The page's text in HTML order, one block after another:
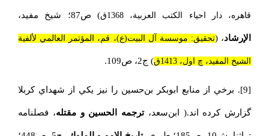
قاهره، دار احياء الكتب العربية، 1368ق ) ص87؛ شيخ مفيد،
الإرشاد،‌ (تحقيق: موسسة آل ‌البيت(ع)، قم، المؤتمر العالمي لألفية
الشيخ المفيد، چ اول، 1413ق ) ج2، ص109.
[9]. برخي از منابع ابوبكر بن‌حسين را نيز يكي از شهداي كربلا
گزارش كرده اند.( ابن‌سعد،ترجمه الحسين و مقتله، فصلنامه